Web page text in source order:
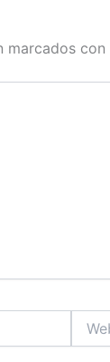
marcados con